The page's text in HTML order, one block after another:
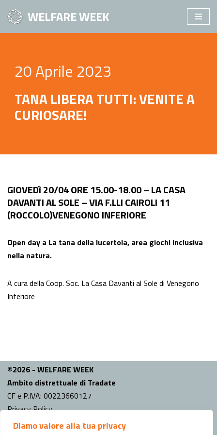
Diamo valore alla tua privacy
Vai
WELFARE WEEK
20 Aprile 2023
TANA LIBERA TUTTI: VENITE A
CURIOSARE!
GIOVEDì 20/04 ORE 15.00-18.00 – LA CASA
DAVANTI AL SOLE – VIA F.LLI CAIROLI 11
(ROCCOLO)VENEGONO INFERIORE
Open day a La tana della lucertola, area giochi inclusiva
nella natura.
A cura della Coop. Soc. La Casa Davanti al Sole di Venegono
Inferiore
©2026 - WELFARE WEEK
Ambito distrettuale di Tradate
CF e P.IVA: 00223660127
Privacy Policy
INFO